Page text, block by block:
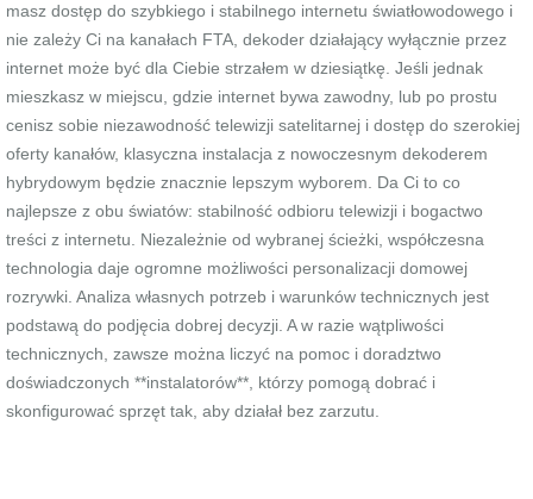
masz dostęp do szybkiego i stabilnego internetu światłowodowego i
nie zależy Ci na kanałach FTA, dekoder działający wyłącznie przez
internet może być dla Ciebie strzałem w dziesiątkę. Jeśli jednak
mieszkasz w miejscu, gdzie internet bywa zawodny, lub po prostu
cenisz sobie niezawodność telewizji satelitarnej i dostęp do szerokiej
oferty kanałów, klasyczna instalacja z nowoczesnym dekoderem
hybrydowym będzie znacznie lepszym wyborem. Da Ci to co
najlepsze z obu światów: stabilność odbioru telewizji i bogactwo
treści z internetu. Niezależnie od wybranej ścieżki, współczesna
technologia daje ogromne możliwości personalizacji domowej
rozrywki. Analiza własnych potrzeb i warunków technicznych jest
podstawą do podjęcia dobrej decyzji. A w razie wątpliwości
technicznych, zawsze można liczyć na pomoc i doradztwo
doświadczonych **instalatorów**, którzy pomogą dobrać i
skonfigurować sprzęt tak, aby działał bez zarzutu.